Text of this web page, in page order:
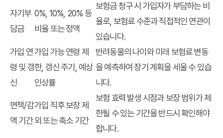
자기부
담금
0%, 10%, 20% 등
비율 또는 정액
보험금 청구 시 가입자가 부담하는 비
율로, 보험료 수준과 직접적인 연관이
있습니다.
가입 연
령 및 갱
신
가입 가능 연령 제
한, 갱신 주기, 예상
인상률
반려동물의 나이와 미래 보험료 변동
을 예측하여 장기 계획을 세울 수 있습
니다.
면책/감
액 기간
가입 직후 보장 제
외 또는 축소 기간
보험 효력 발생 시점과 보장 범위가 제
한될 수 있는 기간을 반드시 확인해야
합니다.